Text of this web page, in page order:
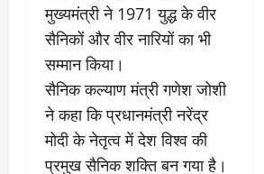
मुख्यमंत्री ने 1971 युद्ध के वीर
सैनिकों और वीर नारियों का भी
सम्मान किया।
सैनिक कल्याण मंत्री गणेश जोशी
ने कहा कि प्रधानमंत्री नरेंद्र
मोदी के नेतृत्व में देश विश्व की
प्रमुख सैनिक शक्ति बन गया है।